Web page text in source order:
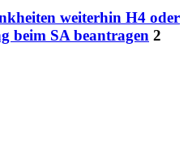
weiterhin H4 oder
beim SA beantragen 2